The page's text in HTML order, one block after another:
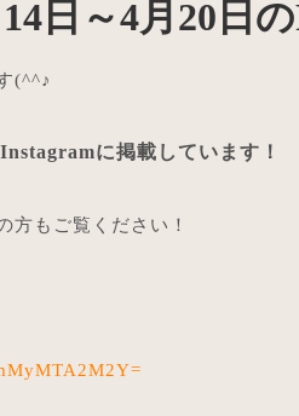
日～4月20日の
(^^♪
に掲載しています！
方もご覧ください！